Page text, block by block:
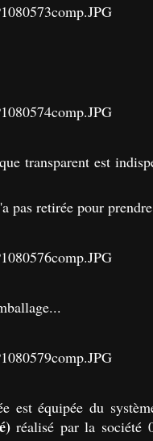
transparent est
pas retirée pour
est équipée du
réalisé par la société